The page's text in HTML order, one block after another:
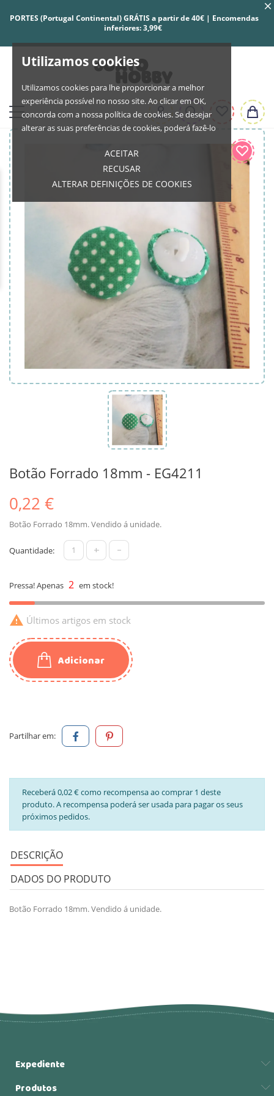
Utilizamos cookies
Utilizamos cookies para lhe proporcionar a melhor
experiência possível no nosso site. Ao clicar em OK,
concorda com a nossa política de cookies. Se desejar
alterar as suas preferências de cookies, poderá fazê-lo
ACEITAR
RECUSAR
ALTERAR DEFINIÇÕES DE COOKIES
PORTES (Portugal Continental) GRÁTIS a partir de 40€ | Encomendas
inferiores: 3,99€
Botão Forrado 18mm - EG4211
0,22 €
Botão Forrado 18mm. Vendido á unidade.
Quantidade: + -
Pressa! Apenas 2 em stock!
 Últimos artigos em stock
Adicionar
Partilhar em:
Receberá 0,02 € como recompensa ao comprar 1 deste
produto. A recompensa poderá ser usada para pagar os seus
próximos pedidos.
DESCRIÇÃO
DADOS DO PRODUTO
Botão Forrado 18mm. Vendido á unidade.
Expediente
Produtos